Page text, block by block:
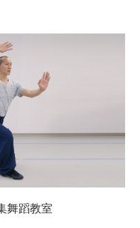
舞蹈教室